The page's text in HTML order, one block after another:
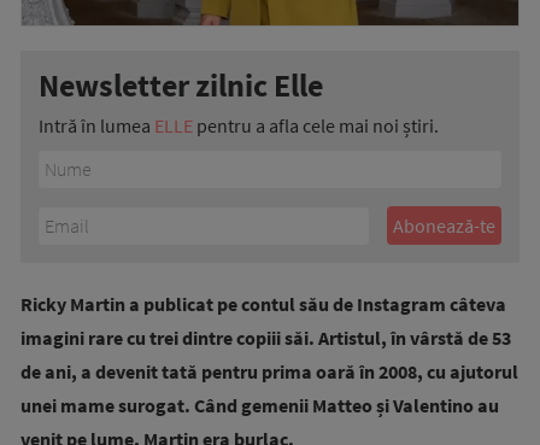
Newsletter zilnic Elle
Intră în lumea ELLE pentru a afla cele mai noi știri.
Ricky Martin a publicat pe contul său de Instagram câteva
imagini rare cu trei dintre copiii săi. Artistul, în vârstă de 53
de ani, a devenit tată pentru prima oară în 2008, cu ajutorul
unei mame surogat. Când gemenii Matteo și Valentino au
venit pe lume, Martin era burlac.